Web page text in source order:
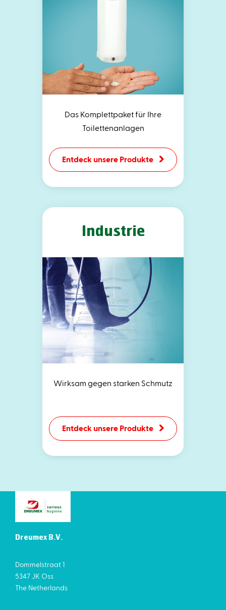
Das Komplettpaket für Ihre
Toilettenanlagen
Entdeck unsere Produkte
Industrie
Wirksam gegen starken Schmutz
Entdeck unsere Produkte
Dreumex B.V.
Dommelstraat 1
5347 JK Oss
The Netherlands